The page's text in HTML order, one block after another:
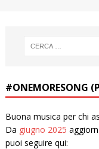
#ONEMORESONG
Buona musica per chi
Da giugno 2025
puoi seguire qui: